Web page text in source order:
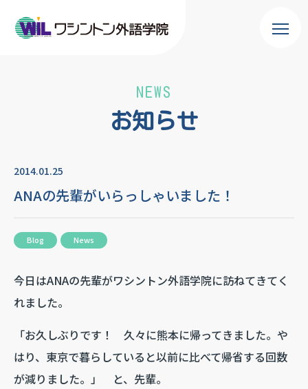
お知らせ
NEWS
2014.01.25
ANAの先輩がいらっしゃいました！
Blog News
今日はANAの先輩がワシントン外語学院に訪ねてきてく
れました。
「お久しぶりです！ 久々に熊本に帰ってきました。や
はり、東京で暮らしていると以前に比べて帰省する回数
が減りました。」 と、先輩。